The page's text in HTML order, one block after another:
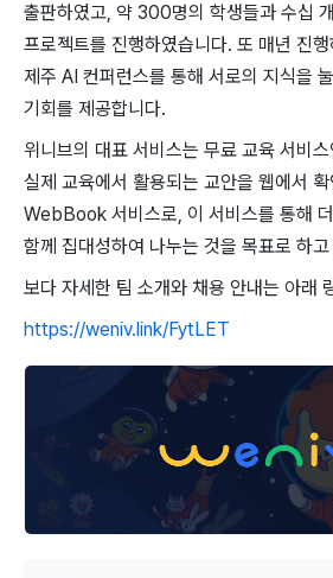
출판하였고, 약 300명의 학생들과 수십
프로젝트를 진행하였습니다. 또 매년 진
제주 AI 컨퍼런스를 통해 서로의 지식을
기회를 제공합니다.
위니브의 대표 서비스는 무료 교육 서비
실제 교육에서 활용되는 교안을 웹에서
WebBook 서비스로, 이 서비스를 통해
함께 집대성하여 나누는 것을 목표로 하
보다 자세한 팀 소개와 채용 안내는 아래
https://weniv.link/FytLET